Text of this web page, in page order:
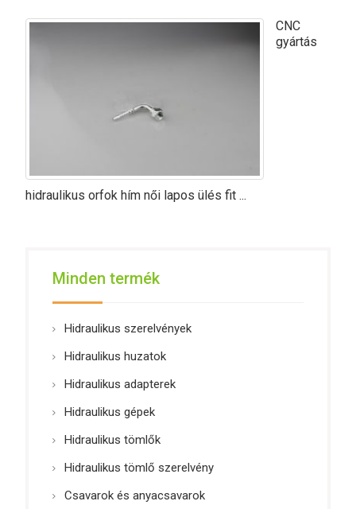
CNC
gyártás
hidraulikus orfok hím női lapos ülés fit ...
Minden termék
Hidraulikus szerelvények
Hidraulikus huzatok
Hidraulikus adapterek
Hidraulikus gépek
Hidraulikus tömlők
Hidraulikus tömlő szerelvény
Csavarok és anyacsavarok